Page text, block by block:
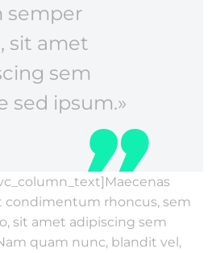
semper
sit amet
sem
sed ipsum.»
condimentum rhoncus, sem
sit amet adipiscing sem
quam nunc, blandit vel,